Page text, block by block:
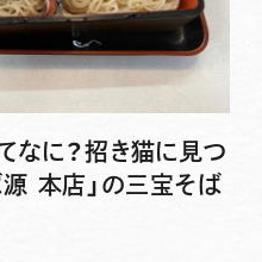
なに？招き猫に見つ
源 本店」の三宝そば